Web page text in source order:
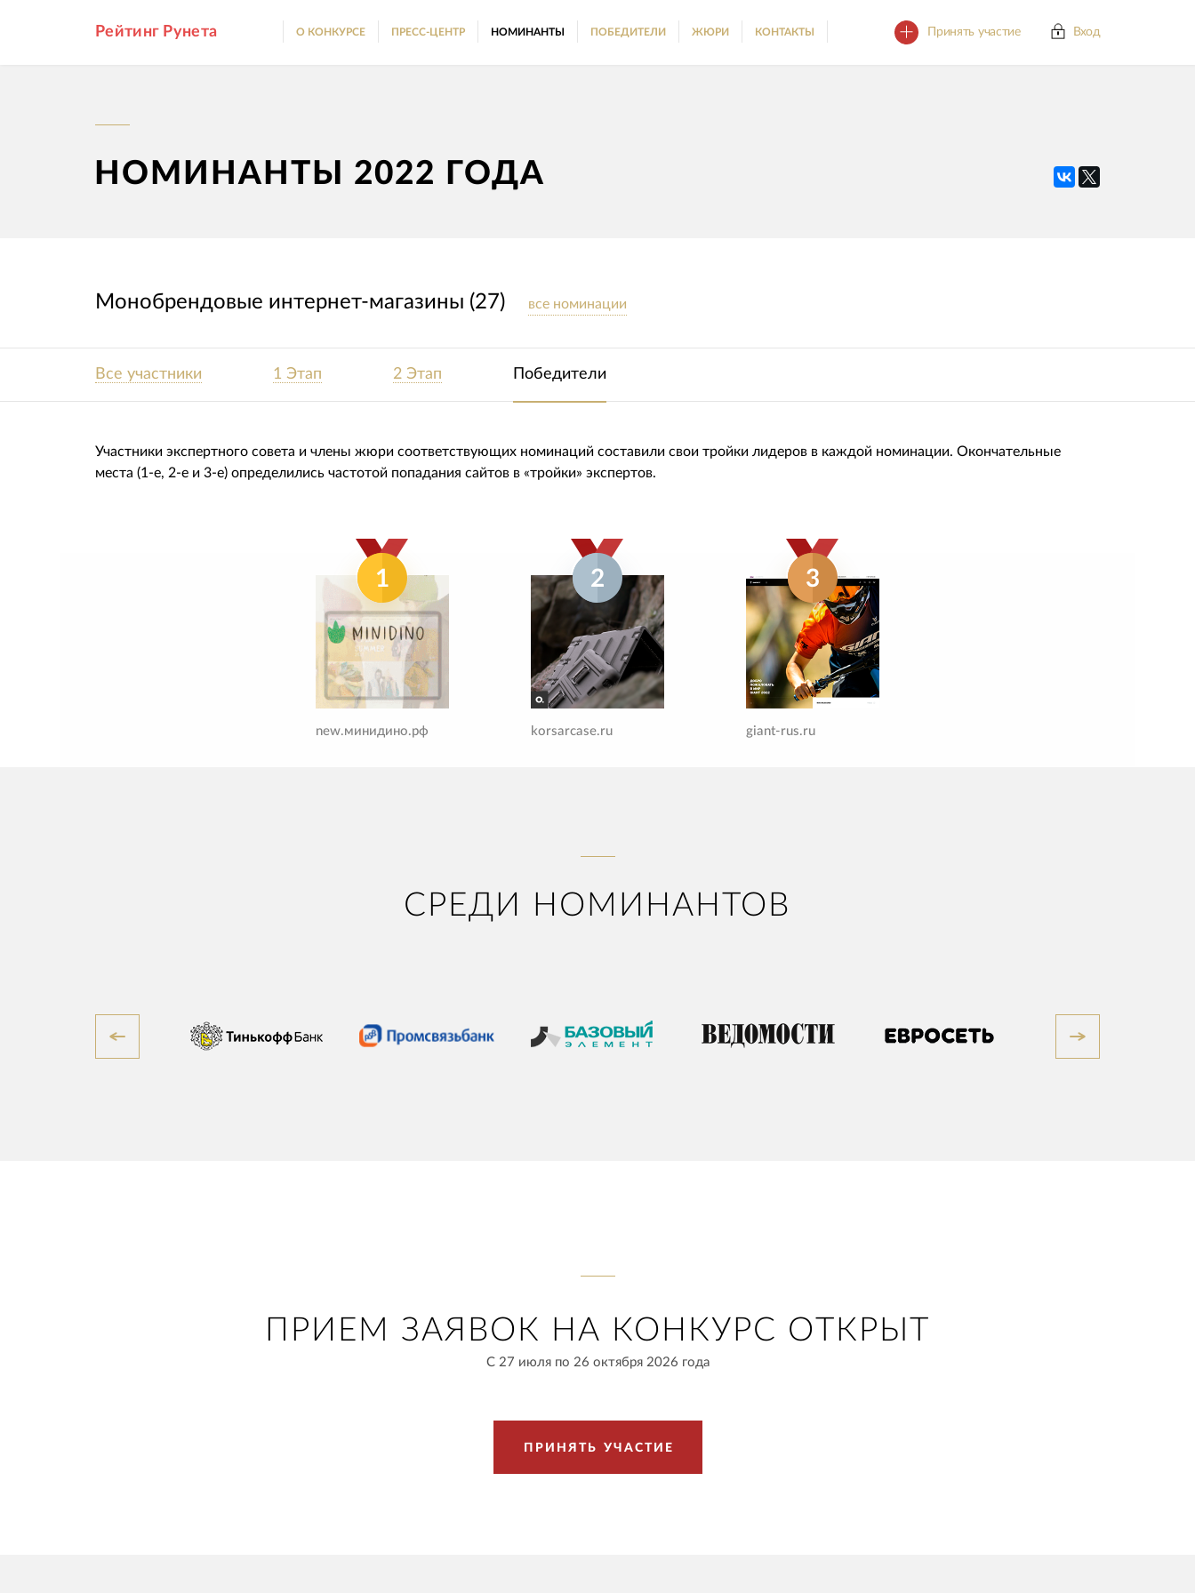
Принять участие Вход
Рейтинг Рунета О КОНКУРСЕ ПРЕСС-ЦЕНТР НОМИНАНТЫ ПОБЕДИТЕЛИ ЖЮРИ КОНТАКТЫ
НОМИНАНТЫ 2022 ГОДА
Монобрендовые интернет-магазины (27) все номинации
Все участники 1 Этап 2 Этап Победители
Участники экспертного совета и члены жюри соответствующих номинаций составили свои тройки лидеров в каждой номинации. Окончательные
места (1-е, 2-е и 3-е) определились частотой попадания сайтов в «тройки» экспертов.
1
new.минидино.рф
2
korsarcase.ru
3
giant-rus.ru
СРЕДИ НОМИНАНТОВ
ПРИЕМ ЗАЯВОК НА КОНКУРС ОТКРЫТ
С 27 июля по 26 октября 2026 года
П Р И Н Я Т Ь УЧ АСТ И Е